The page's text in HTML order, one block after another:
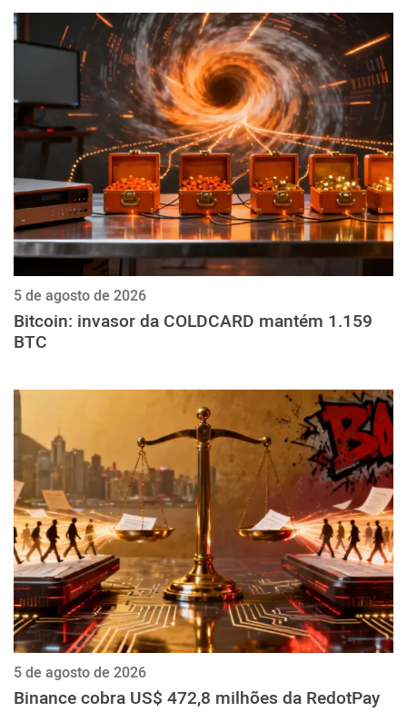
5 de agosto de 2026
Bitcoin: invasor da COLDCARD mantém 1.159
BTC
5 de agosto de 2026
Binance cobra US$ 472,8 milhões da RedotPay